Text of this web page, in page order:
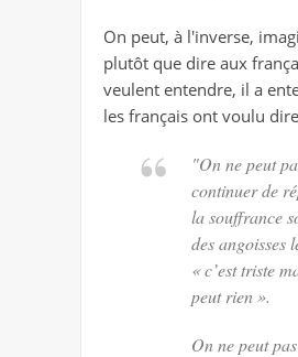
On peut, à l'inverse,
plutôt que dire aux
veulent entendre, il a
les français ont voulu
"On ne peut
continuer de
la souffrance
des angoisses
« c’est triste
peut rien ».
On ne peut